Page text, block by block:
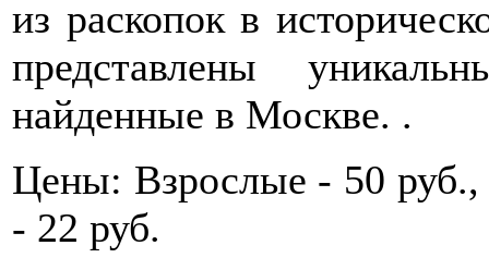
из раскопок в
представлены
найденные в Москве. .
Цены: Взрослые - 50
- 22 руб.